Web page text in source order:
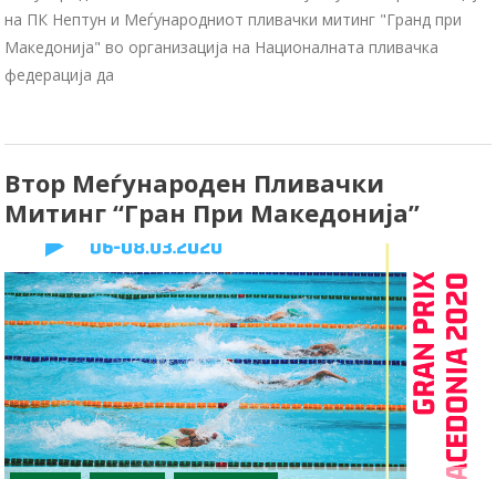
на ПК Нептун и Меѓународниот пливачки митинг "Гранд при
Македонија" во организација на Националната пливачка
федерација да
Втор Меѓународен Пливачки
Митинг “Гран При Македонија”